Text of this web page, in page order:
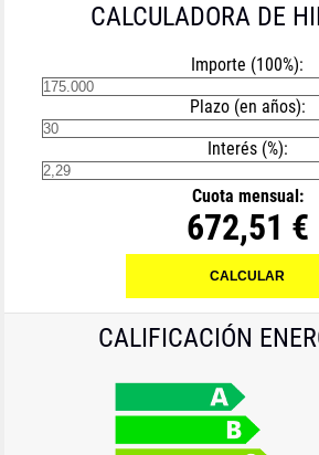
CALCULADORA DE
Importe (100%):
Plazo (en años):
Interés (%):
Cuota mensual:
672,51 €
CALIFICACIÓN